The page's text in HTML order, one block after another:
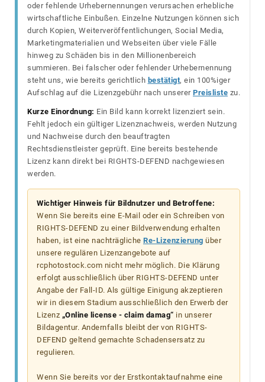
oder fehlende Urhebernennungen verursachen erhebliche
wirtschaftliche Einbußen. Einzelne Nutzungen können sich
durch Kopien, Weiterveröffentlichungen, Social Media,
Marketingmaterialien und Webseiten über viele Fälle
hinweg zu Schäden bis in den Millionenbereich
summieren. Bei falscher oder fehlender Urhebernennung
steht uns, wie bereits gerichtlich bestätigt, ein 100%iger
Aufschlag auf die Lizenzgebühr nach unserer Preisliste zu.
Kurze Einordnung: Ein Bild kann korrekt lizenziert sein.
Fehlt jedoch ein gültiger Lizenznachweis, werden Nutzung
und Nachweise durch den beauftragten
Rechtsdienstleister geprüft. Eine bereits bestehende
Lizenz kann direkt bei RIGHTS-DEFEND nachgewiesen
werden.
Wichtiger Hinweis für Bildnutzer und Betroffene:
Wenn Sie bereits eine E-Mail oder ein Schreiben von
RIGHTS-DEFEND zu einer Bildverwendung erhalten
haben, ist eine nachträgliche Re-Lizenzierung über
unsere regulären Lizenzangebote auf
rcphotostock.com nicht mehr möglich. Die Klärung
erfolgt ausschließlich über RIGHTS-DEFEND unter
Angabe der Fall-ID. Als gültige Einigung akzeptieren
wir in diesem Stadium ausschließlich den Erwerb der
Lizenz „Online license - claim damag“ in unserer
Bildagentur. Andernfalls bleibt der von RIGHTS-
DEFEND geltend gemachte Schadensersatz zu
regulieren.
Wenn Sie bereits vor der Erstkontaktaufnahme eine